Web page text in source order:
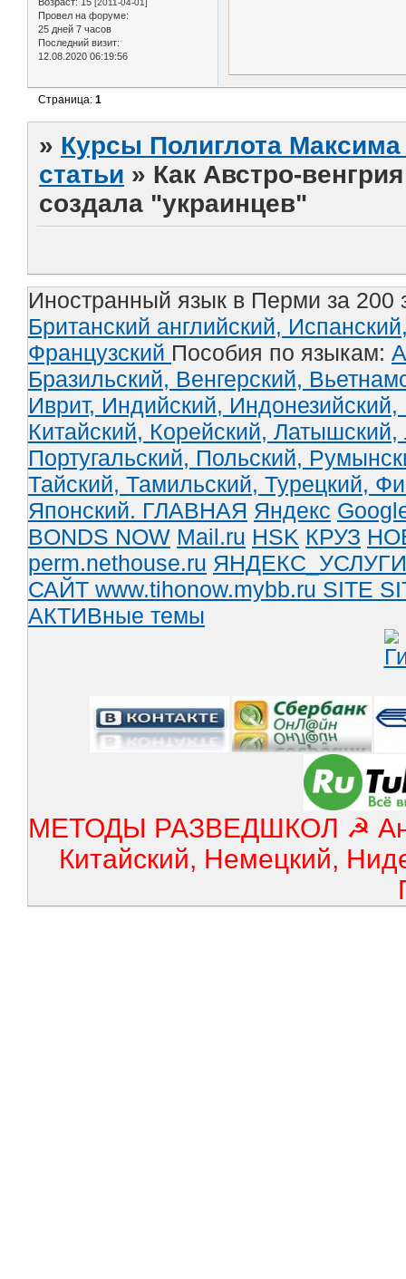
Провел на форуме:
25 дней 7 часов
Последний визит:
12.08.2020 06:19:56
Страница:1
» Курсы Полиглота
статьи » Как Австро-
создала "украинцев"
Иностранный язык в Перми за 200
Британский английский,
Французский Пособия по языкам:
Бразильский, Венгерский,
Иврит, Индийский, Индонезийский,
Китайский, Корейский, Латышский,
Португальский, Польский,
Тайский, Тамильский, Турецкий,
Японский. ГЛАВНАЯ Яндекс
BONDS NOW Mail.ru HSK КРУЗ
perm.nethouse.ru ЯНДЕКС_УСЛУГИ
САЙТ www.tihonow.mybb.ru SITE
АКТИВные темы
МЕТОДЫ РАЗВЕДШКОЛ ☭
Китайский, Немецкий,